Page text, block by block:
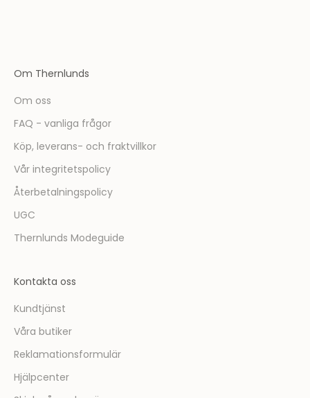
Om Thernlunds
Om oss
FAQ - vanliga frågor
Köp, leverans- och fraktvillkor
Vår integritetspolicy
Återbetalningspolicy
UGC
Thernlunds Modeguide
Kontakta oss
Kundtjänst
Våra butiker
Reklamationsformulär
Hjälpcenter